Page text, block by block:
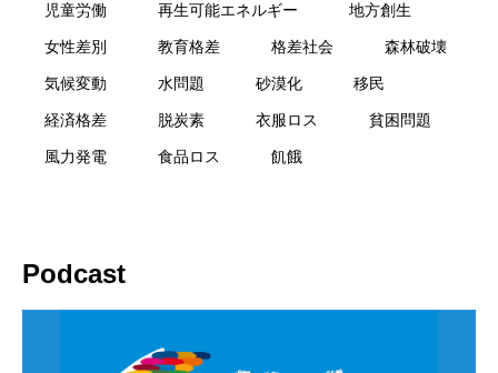
児童労働 再生可能エネルギー 地方創生
女性差別 教育格差 格差社会 森林破壊
気候変動 水問題 砂漠化 移民
経済格差 脱炭素 衣服ロス 貧困問題
風力発電 食品ロス 飢餓
Podcast